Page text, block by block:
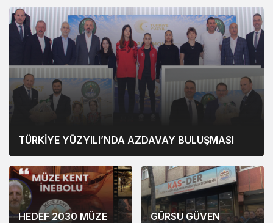
TÜRKİYE YÜZYILI’NDA AZDAVAY BULUŞMASI
HEDEF 2030 MÜZE
GÜRSU GÜVEN